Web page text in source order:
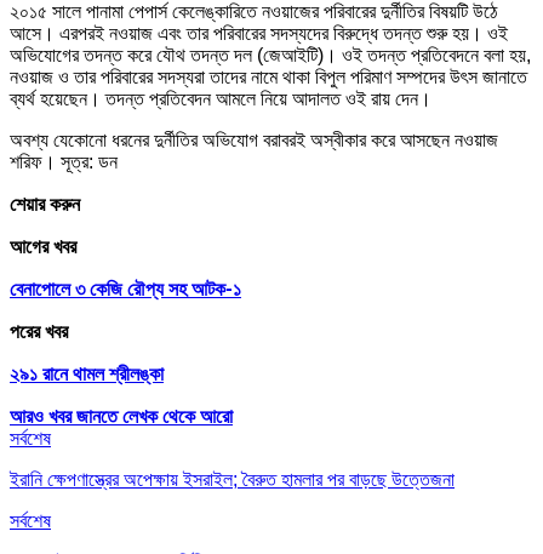
২০১৫ সালে পানামা পেপার্স কেলেঙ্কারিতে নওয়াজের পরিবারের দুর্নীতির বিষয়টি উঠে
আসে। এরপরই নওয়াজ এবং তার পরিবারের সদস্যদের বিরুদ্ধে তদন্ত শুরু হয়। ওই
অভিযোগের তদন্ত করে যৌথ তদন্ত দল (জেআইটি)। ওই তদন্ত প্রতিবেদনে বলা হয়,
নওয়াজ ও তার পরিবারের সদস্যরা তাদের নামে থাকা বিপুল পরিমাণ সম্পদের উৎস জানাতে
ব্যর্থ হয়েছেন। তদন্ত প্রতিবেদন আমলে নিয়ে আদালত ওই রায় দেন।
অবশ্য যেকোনো ধরনের দুর্নীতির অভিযোগ বরাবরই অস্বীকার করে আসছেন নওয়াজ
শরিফ। সূত্র: ডন
শেয়ার করুন
আগের খবর
বেনাপোলে ৩ কেজি রৌপ্য সহ আটক-১
পরের খবর
২৯১ রানে থামল শ্রীলঙ্কা
আরও খবর জানতে লেখক থেকে আরো
সর্বশেষ
ইরানি ক্ষেপণাস্ত্রের অপেক্ষায় ইসরাইল; বৈরুত হামলার পর বাড়ছে উত্তেজনা
সর্বশেষ